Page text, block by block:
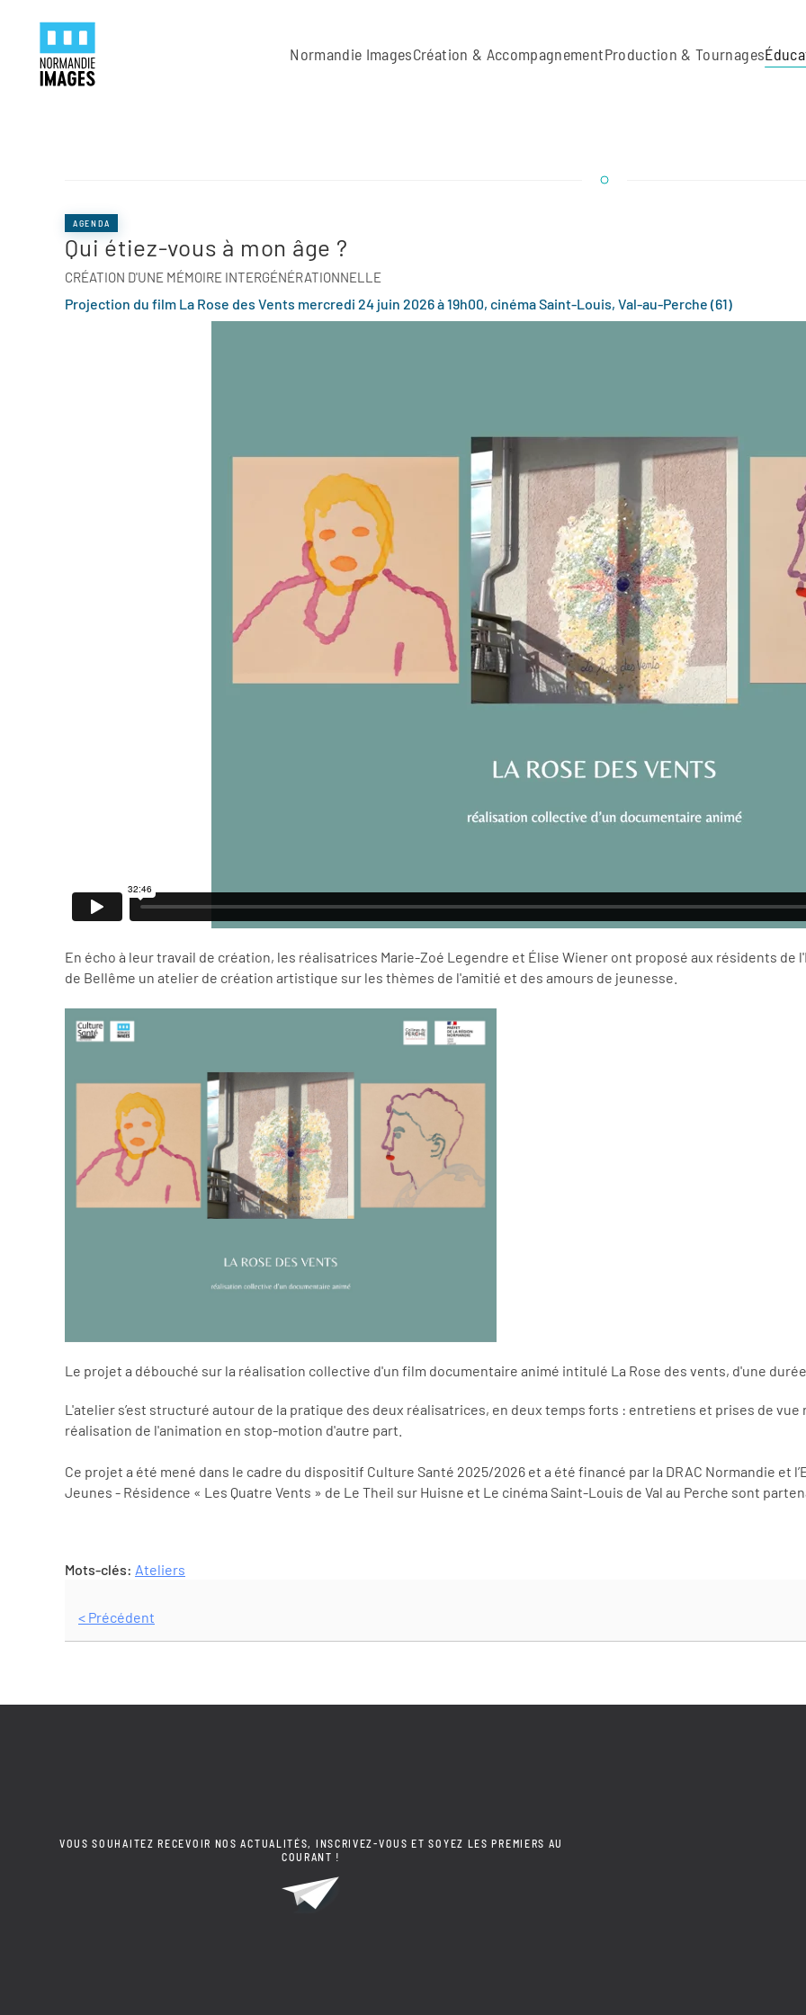
Skip to main content
Normandie ImagesCréation & AccompagnementProduction & Tournages
AGENDA
Qui étiez-vous à mon âge ?
CRÉATION D'UNE MÉMOIRE INTERGÉNÉRATIONNELLE
Projection du film La Rose des Vents mercredi 24 juin 2026 à 19h00, cinéma Saint-Louis, Val-au-Perche (61)
En écho à leur travail de création, les réalisatrices Marie-Zoé Legendre et Élise Wiener ont proposé aux résidents de
de Bellême un atelier de création artistique sur les thèmes de l'amitié et des amours de jeunesse.
Le projet a débouché sur la réalisation collective d'un film documentaire animé intitulé La Rose des vents, d'une durée
L'atelier s’est structuré autour de la pratique des deux réalisatrices, en deux temps forts : entretiens et prises de
réalisation de l'animation en stop-motion d'autre part.
Ce projet a été mené dans le cadre du dispositif Culture Santé 2025/2026 et a été financé par la DRAC Normandie et
Jeunes - Résidence « Les Quatre Vents » de Le Theil sur Huisne et Le cinéma Saint-Louis de Val au Perche sont
Mots-clés: Ateliers
< Précédent
VOUS SOUHAITEZ RECEVOIR NOS ACTUALITÉS, INSCRIVEZ-VOUS ET SOYEZ LES PREMIERS AU
COURANT !